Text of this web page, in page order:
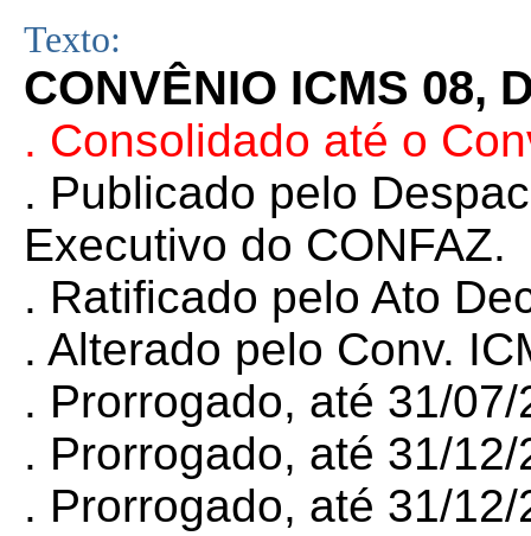
Texto:
CONVÊNIO ICMS 08,
. Consolidado até o
. Publicado pelo
Executivo do CONFAZ.
. Ratificado pelo Ato
. Alterado pelo Conv.
. Prorrogado, até 31/
. Prorrogado, até 31/
. Prorrogado, até 31/